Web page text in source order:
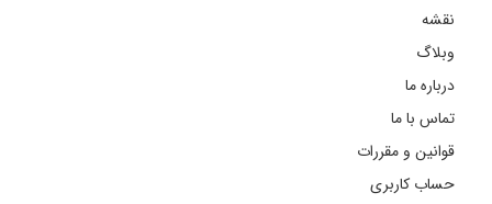
نقشه
وبلاگ
درباره ما
تماس با ما
قوانین و مقررات
حساب کاربری